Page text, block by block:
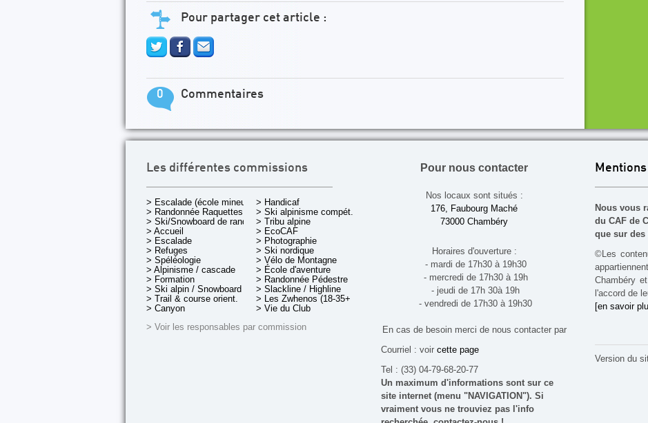
Pour partager cet article :
0 Commentaires
Les différentes commissions
> Escalade (école mineurs)
> Randonnée Raquettes
> Ski/Snowboard de rando.
> Accueil
> Escalade
> Refuges
> Spéléologie
> Alpinisme / cascade
> Formation
> Ski alpin / Snowboard
> Trail & course orient.
> Canyon
> Handicaf
> Ski alpinisme compét.
> Tribu alpine
> EcoCAF
> Photographie
> Ski nordique
> Vélo de Montagne
> École d'aventure
> Randonnée Pédestre
> Slackline / Highline
> Les Zwhenos (18-35+ ans)
> Vie du Club
> Voir les responsables par commission
Pour nous contacter
Nos locaux sont situés :
176, Faubourg Maché
73000 Chambéry
Horaires d'ouverture :
- mardi de 17h30 à 19h30
- mercredi de 17h30 à 19h
- jeudi de 17h 30à 19h
- vendredi de 17h30 à 19h30
En cas de besoin merci de nous contacter par
Courriel : voir cette page
Tel : (33) 04-79-68-20-77
Un maximum d'informations sont sur ce
site internet (menu "NAVIGATION"). Si
vraiment vous ne trouviez pas l'info
Nous vous
du CAF de
que sur
©Les
Chambéry
l'accord de
[en savoir
Version du